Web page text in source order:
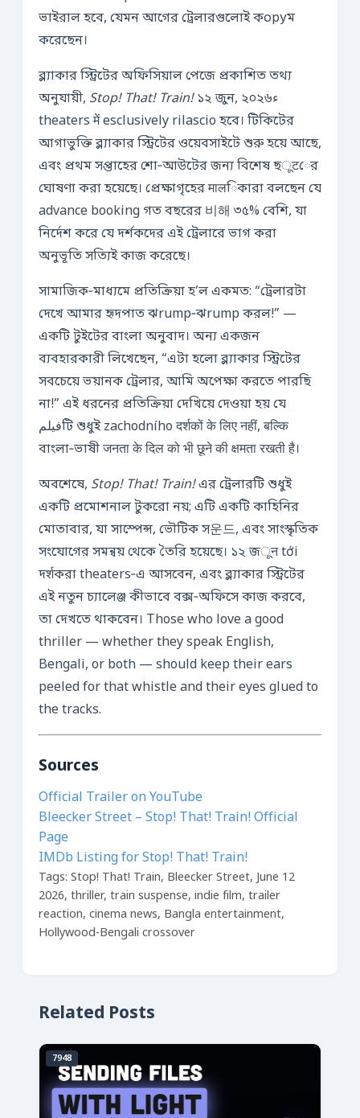
ভাইরাল হবে, যেমন আগের ট্রেলারগুলোই কоруম
করেছেন।
ব্ল্যাকার স্ট্রিটের অফিসিয়াল পেজে প্রকাশিত তথ্য
অনুযায়ী, Stop! That! Train!১২ জুন, ২০২৬ء
theaters में esclusively rilascio হবে। টিকিটের
আগাভুক্তি ব্ল্যাকার স্ট্রিটের ওয়েবসাইটে শুরু হয়ে আছে,
এবং প্রথম সপ্তাহের শো‑আউটের জন্য বিশেষ ছूटের
ঘোষণা করা হয়েছে। প্রেক্ষাগৃহের मालিকারা বলছেন যে
advance booking গত বছরের 비해 ৩৫% বেশি, যা
নির্দেশ করে যে দর্শকদের এই ট্রেলারে ভাগ করা
অনুভূতি সত্যিই কাজ করেছে।
সামাজিক‑মাধ্যমে প্রতিক্রিয়া হ’ল একমত: “ট্রেলারটা
দেখে আমার হৃদপাত ঝrump‑ঝrump করল!” —
একটি টুইটের বাংলা অনুবাদ। অন্য একজন
ব্যবহারকারী লিখেছেন, “এটা হলো ব্ল্যাকার স্ট্রিটের
সবচেয়ে ভয়ানক ট্রেলার, আমি অপেক্ষা করতে পারছি
না!” এই ধরনের প্রতিক্রিয়া দেখিয়ে দেওয়া হয় যে
فیلمটি শুধুই zachodního दर्शकों के लिए नहीं, बल्कि
বাংলা‑ভাষী जनता के दिल को भी छूने की क्षमता रखती है।
অবশেষে, Stop! That! Train!এর ট্রেলারটি শুধুই
একটি প্রমোশনাল টুকরো নয়; এটি একটি কাহিনির
মোতাবার, যা সাস্পেন্স, ভৌটিক স운드, এবং সাংস্কৃতিক
সংযোগের সমন্বয় থেকে তৈরি হয়েছে। ১২ জून tới
দर्शকরা theaters‑এ আসবেন, এবং ব্ল্যাকার স্ট্রিটের
এই নতুন চ্যালেঞ্জ কীভাবে বক্স‑অফিসে কাজ করবে,
তা দেখতে থাকবেন। Those who love a good
thriller — whether they speak English,
Bengali, or both — should keep their ears
peeled for that whistle and their eyes glued to
the tracks.
Sources
Official Trailer on YouTube
Bleecker Street – Stop! That! Train! Official
Page
IMDb Listing for Stop! That! Train!
Tags: Stop! That! Train, Bleecker Street, June 12
2026, thriller, train suspense, indie film, trailer
reaction, cinema news, Bangla entertainment,
Hollywood-Bengali crossover
Related Posts
7948